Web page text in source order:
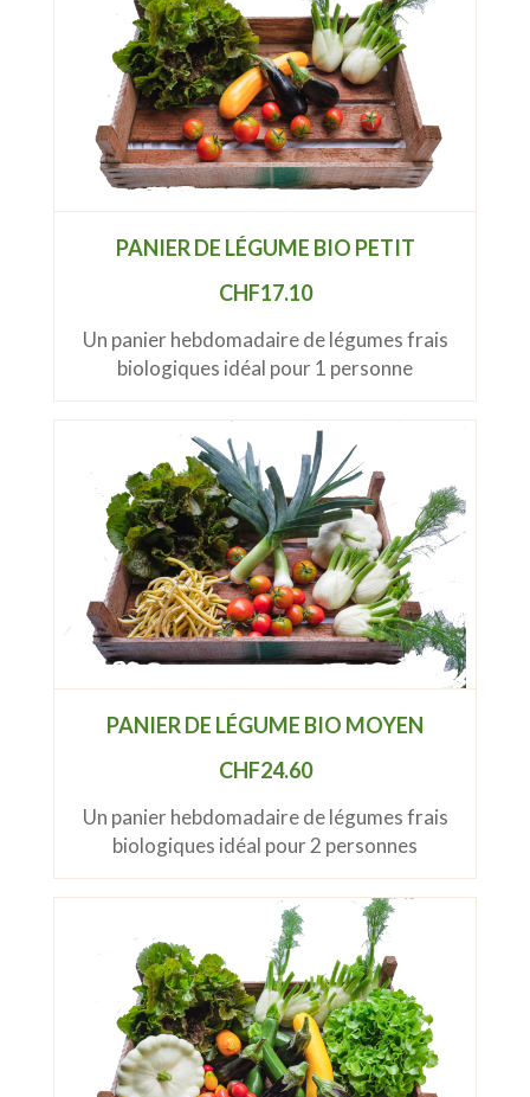
PANIER DE LÉGUME BIO PETIT
CHF17.10
Un panier hebdomadaire de légumes frais
biologiques idéal pour 1 personne
PANIER DE LÉGUME BIO MOYEN
CHF24.60
Un panier hebdomadaire de légumes frais
biologiques idéal pour 2 personnes